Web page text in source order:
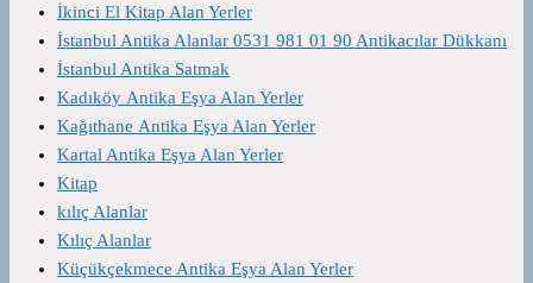
İkinci El Kitap Alan Yerler
İstanbul Antika Alanlar 0531 981 01 90 Antikacılar Dükkanı
İstanbul Antika Satmak
Kadıköy Antika Eşya Alan Yerler
Kağıthane Antika Eşya Alan Yerler
Kartal Antika Eşya Alan Yerler
Kitap
kılıç Alanlar
Kılıç Alanlar
Küçükçekmece Antika Eşya Alan Yerler